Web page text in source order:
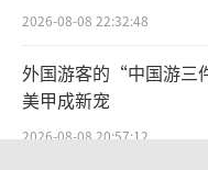
2026-08-08 22:32:48
外国游客的“中国游三
美甲成新宠
2026-08-08 20:57:12